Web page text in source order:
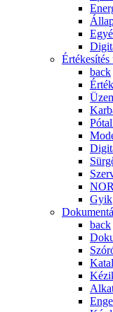
Értékesítés
back
Gyik
back